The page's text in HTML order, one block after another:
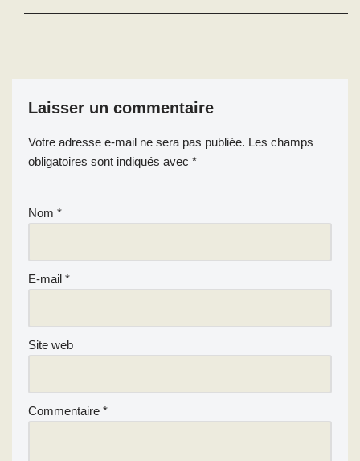
Laisser un commentaire
Votre adresse e-mail ne sera pas publiée. Les champs
obligatoires sont indiqués avec *
Nom *
E-mail *
Site web
Commentaire *